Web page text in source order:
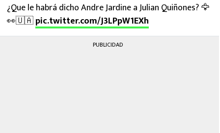
¿Que le habrá dicho Andre Jardine a Julian Quiñones? 🦅
👀🇺🇦pic.twitter.com/J3LPpW1EXh
PUBLICIDAD